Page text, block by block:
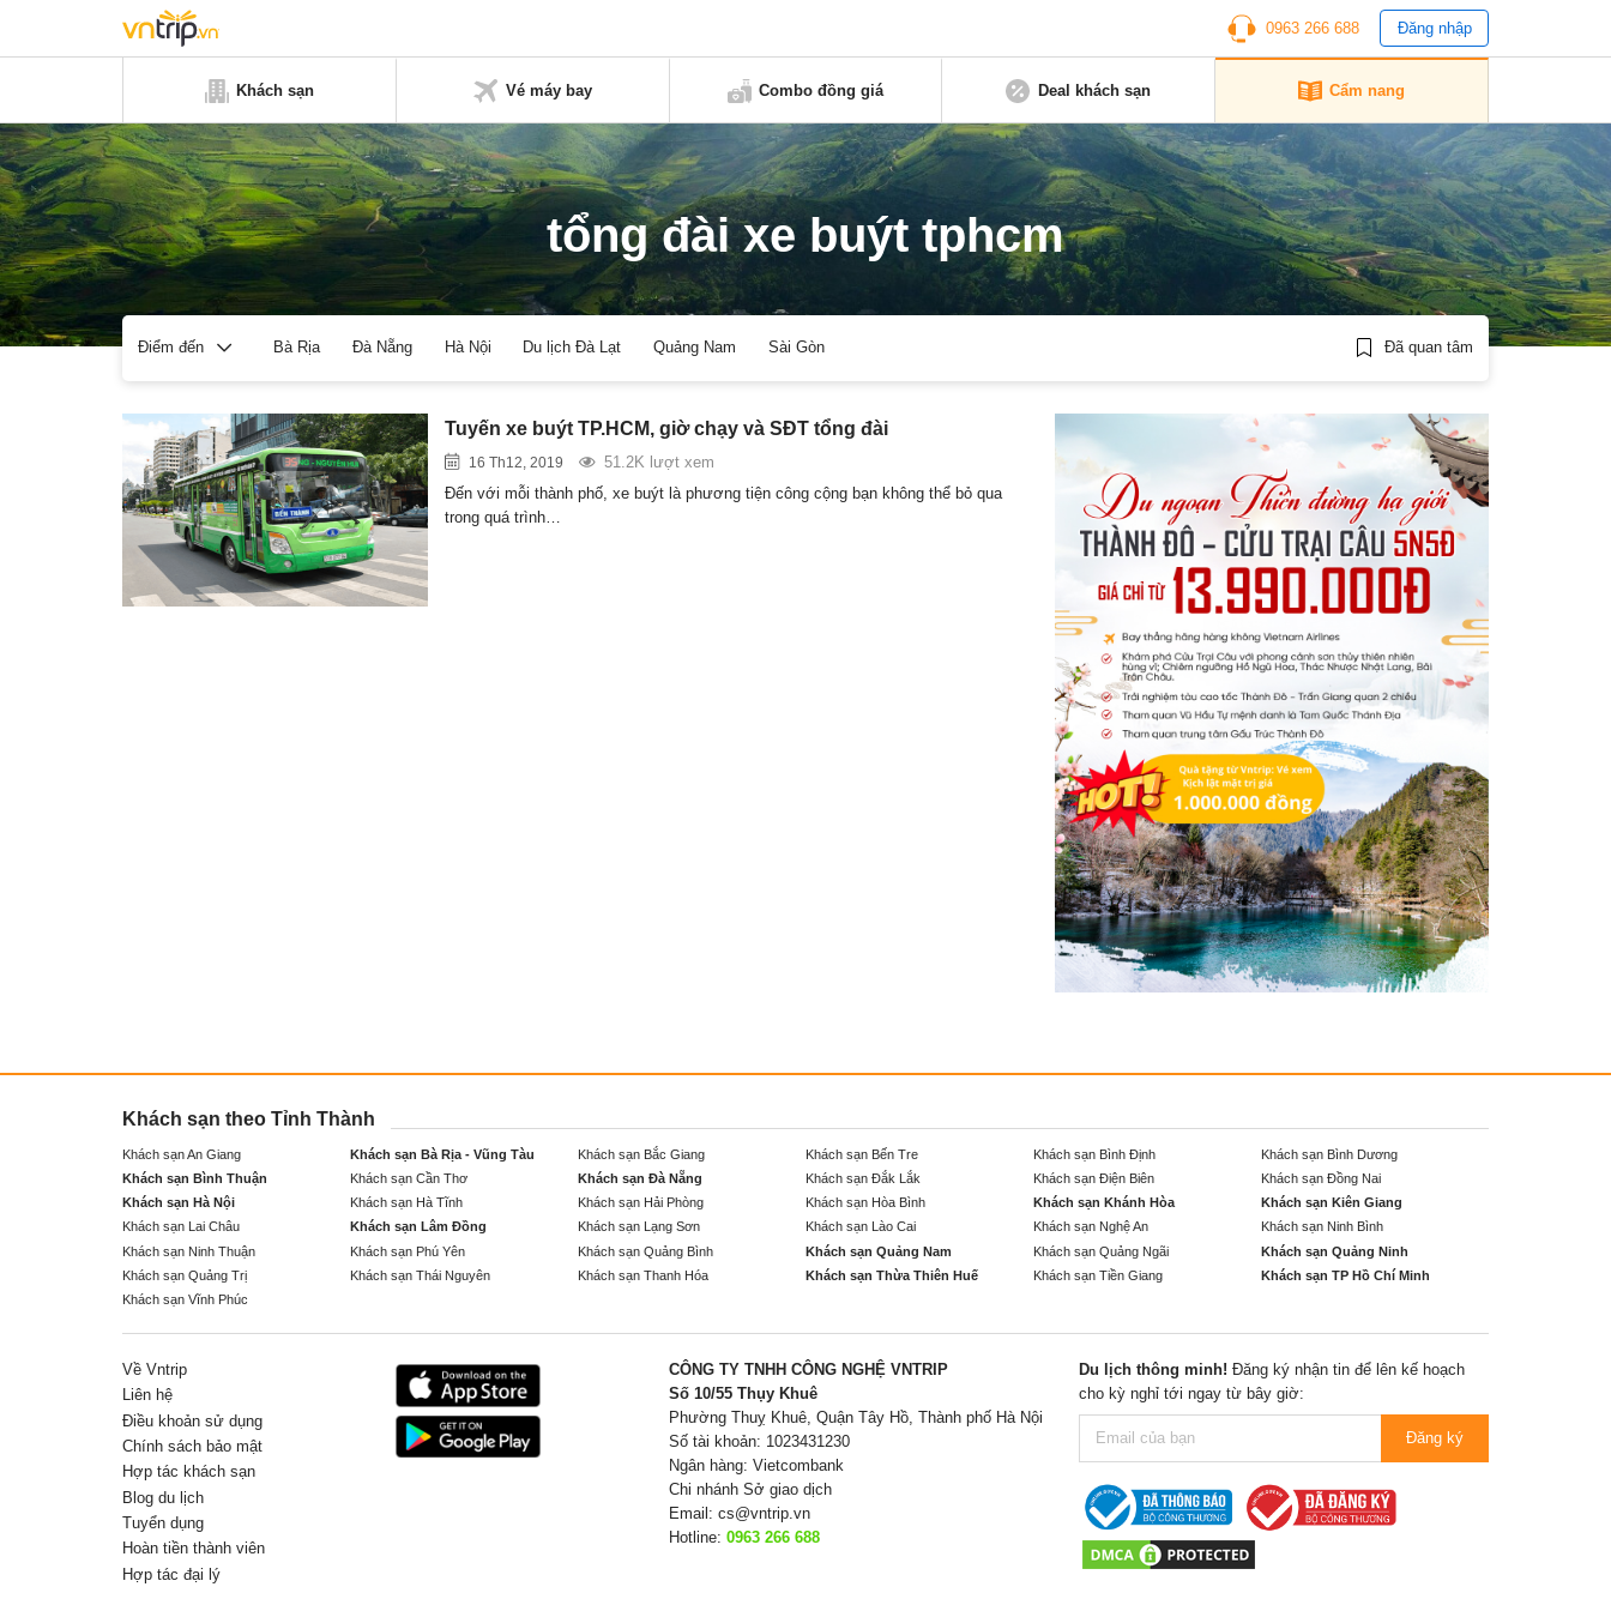
0963 266 688 Đăng nhập
Khách sạn Vé máy bay Combo đồng giá Deal khách sạn Cẩm nang
tổng đài xe buýt tphcm
Điểm đến Bà Rịa Đà Nẵng Hà Nội Du lịch Đà Lạt Quảng Nam Sài Gòn Đã quan tâm
Tuyến xe buýt TP.HCM, giờ chạy và SĐT tổng đài
16 Th12, 2019
51.2K lượt xem
Đến với mỗi thành phố, xe buýt là phương tiện công cộng bạn không thể bỏ qua
trong quá trình…
Khách sạn theo Tỉnh Thành
Khách sạn An Giang Khách sạn Bà Rịa - Vũng Tàu Khách sạn Bắc Giang Khách sạn Bến Tre Khách sạn Bình Định
Khách sạn Bình Dương
Khách sạn Bình Thuận
Khách sạn Cần Thơ Khách sạn Đà Nẵng Khách sạn Đắk Lắk Khách sạn Điện Biên
Khách sạn Đồng Nai
Khách sạn Hà Nội
Khách sạn Hà Tĩnh Khách sạn Hải Phòng Khách sạn Hòa Bình Khách sạn Khánh Hòa
Khách sạn Kiên Giang
Khách sạn Lai Châu
Khách sạn Lâm Đồng Khách sạn Lạng Sơn Khách sạn Lào Cai Khách sạn Nghệ An
Khách sạn Ninh Bình
Khách sạn Ninh Thuận
Khách sạn Phú Yên Khách sạn Quảng Bình Khách sạn Quảng Nam Khách sạn Quảng Ngãi
Khách sạn Quảng Ninh
Khách sạn Quảng Trị
Khách sạn Thái Nguyên Khách sạn Thanh Hóa Khách sạn Thừa Thiên Huế Khách sạn Tiền Giang
Khách sạn TP Hồ Chí Minh
Khách sạn Vĩnh Phúc
Về Vntrip
Liên hệ
Điều khoản sử dụng
Chính sách bảo mật
Hợp tác khách sạn
Blog du lịch
Tuyển dụng
Hoàn tiền thành viên
Hợp tác đại lý
CÔNG TY TNHH CÔNG NGHỆ VNTRIP
Số 10/55 Thụy Khuê
Phường Thuỵ Khuê, Quận Tây Hồ, Thành phố Hà Nội
Số tài khoản: 1023431230
Ngân hàng: Vietcombank
Chi nhánh Sở giao dịch
Email: cs@vntrip.vn
Hotline: 0963 266 688
Du lịch thông minh! Đăng ký nhận tin để lên kế hoạch
cho kỳ nghỉ tới ngay từ bây giờ:
Đăng ký